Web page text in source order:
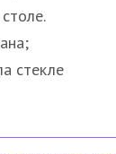
стекле